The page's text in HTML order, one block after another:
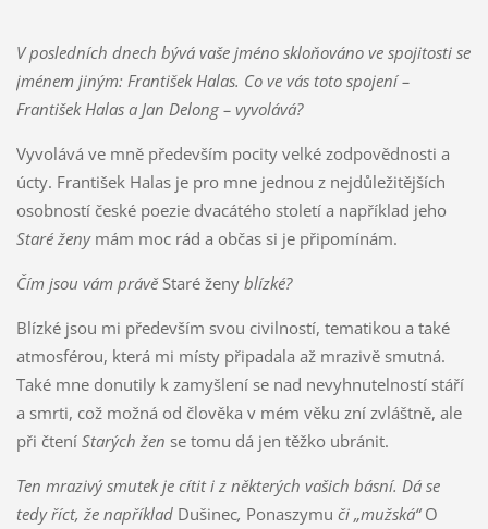
V posledních dnech bývá vaše jméno skloňováno ve spojitosti se
jménem jiným: František Halas. Co ve vás toto spojení –
František Halas a Jan Delong – vyvolává?
Vyvolává ve mně především pocity velké zodpovědnosti a
úcty. František Halas je pro mne jednou z nejdůležitějších
osobností české poezie dvacátého století a například jeho
Staré ženymám moc rád a občas si je připomínám.
Čím jsou vám právě Staré ženyblízké?
Blízké jsou mi především svou civilností, tematikou a také
atmosférou, která mi místy připadala až mrazivě smutná.
Také mne donutily k zamyšlení se nad nevyhnutelností stáří
a smrti, což možná od člověka v mém věku zní zvláštně, ale
při čtení Starých žen se tomu dá jen těžko ubránit.
Ten mrazivý smutek je cítit i z některých vašich básní. Dá se
tedy říct, že například Dušinec, Ponaszymu či „mužská“O